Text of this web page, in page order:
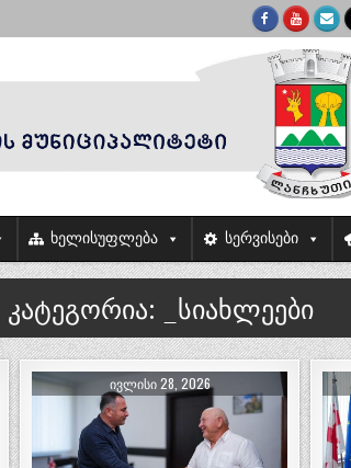
ხელისუფლება სერვისები
კატეგორია: _სიახლეები
ᲘᲕᲚᲘᲡᲘ 28, 2026